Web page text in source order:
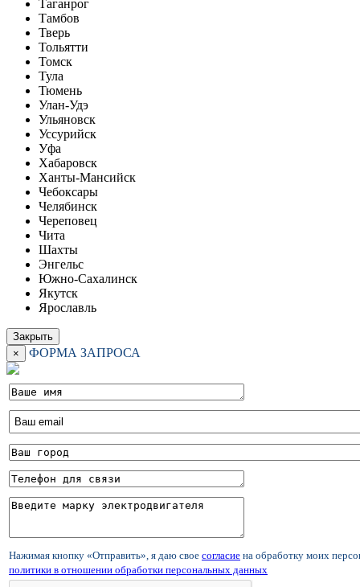
Таганрог
Тамбов
Тверь
Тольятти
Томск
Тула
Тюмень
Улан-Удэ
Ульяновск
Уссурийск
Уфа
Хабаровск
Ханты-Мансийск
Чебоксары
Челябинск
Череповец
Чита
Шахты
Энгельс
Южно-Сахалинск
Якутск
Ярославль
Закрыть
×
ФОРМА ЗАПРОСА
Нажимая кнопку «Отправить», я даю свое согласие на обработку моих
политики в отношении обработки персональных данных